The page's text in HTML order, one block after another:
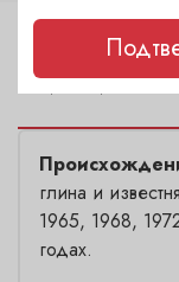
Описание
глина и
1965, 1968,
годах.